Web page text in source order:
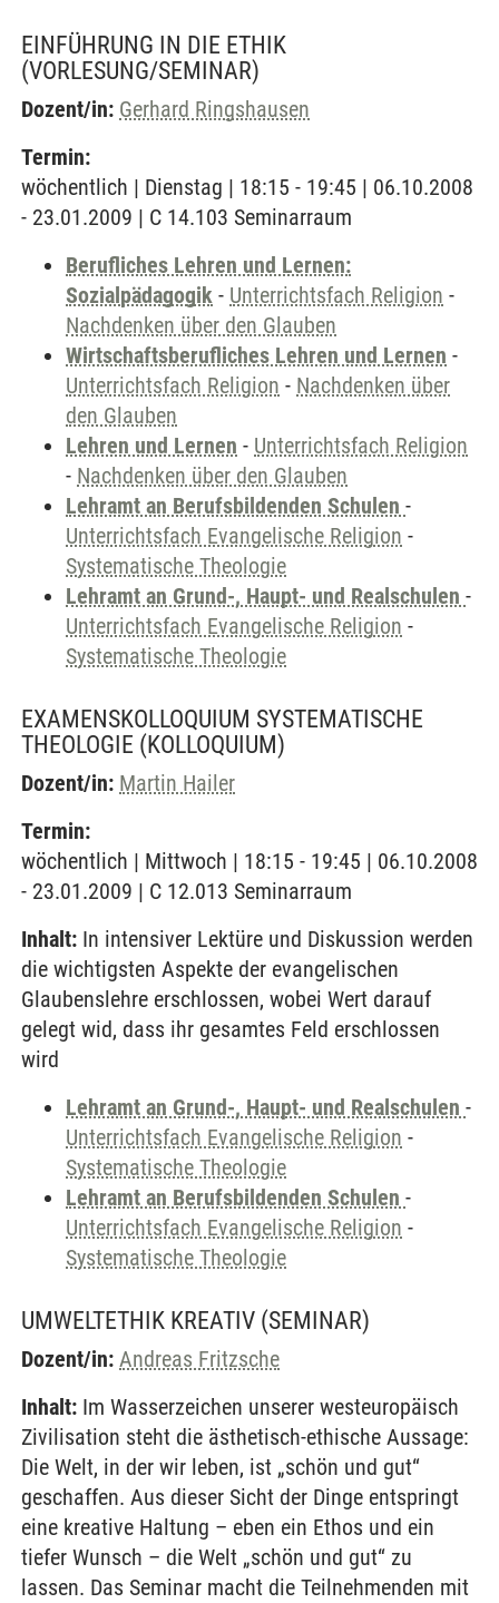
EINFÜHRUNG IN DIE ETHIK
(VORLESUNG/SEMINAR)
Dozent/in: Gerhard Ringshausen
Termin:
wöchentlich | Dienstag | 18:15 - 19:45 | 06.10.2008
- 23.01.2009 | C 14.103 Seminarraum
Berufliches Lehren und Lernen:
Sozialpädagogik - Unterrichtsfach Religion -
Nachdenken über den Glauben
Wirtschaftsberufliches Lehren und Lernen -
Unterrichtsfach Religion - Nachdenken über
den Glauben
Lehren und Lernen - Unterrichtsfach Religion
- Nachdenken über den Glauben
Lehramt an Berufsbildenden Schulen -
Unterrichtsfach Evangelische Religion -
Systematische Theologie
Lehramt an Grund-, Haupt- und Realschulen -
Unterrichtsfach Evangelische Religion -
Systematische Theologie
EXAMENSKOLLOQUIUM SYSTEMATISCHE
THEOLOGIE (KOLLOQUIUM)
Dozent/in: Martin Hailer
Termin:
wöchentlich | Mittwoch | 18:15 - 19:45 | 06.10.2008
- 23.01.2009 | C 12.013 Seminarraum
Inhalt: In intensiver Lektüre und Diskussion werden
die wichtigsten Aspekte der evangelischen
Glaubenslehre erschlossen, wobei Wert darauf
gelegt wid, dass ihr gesamtes Feld erschlossen
wird
Lehramt an Grund-, Haupt- und Realschulen -
Unterrichtsfach Evangelische Religion -
Systematische Theologie
Lehramt an Berufsbildenden Schulen -
Unterrichtsfach Evangelische Religion -
Systematische Theologie
UMWELTETHIK KREATIV (SEMINAR)
Dozent/in: Andreas Fritzsche
Inhalt: Im Wasserzeichen unserer westeuropäisch
Zivilisation steht die ästhetisch-ethische Aussage:
Die Welt, in der wir leben, ist „schön und gut“
geschaffen. Aus dieser Sicht der Dinge entspringt
eine kreative Haltung – eben ein Ethos und ein
tiefer Wunsch – die Welt „schön und gut“ zu
lassen. Das Seminar macht die Teilnehmenden mit